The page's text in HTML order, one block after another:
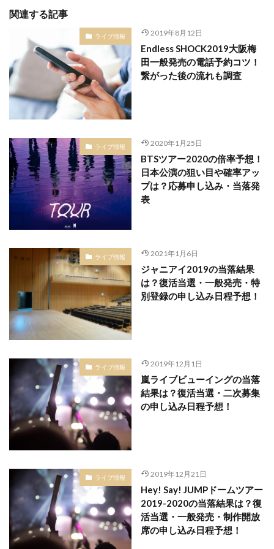
関連する記事
ライブ情報 2019年8月12日
Endless SHOCK2019大阪梅
田一般発売の電話予約コツ！
繋がった後の流れも調査
ライブ情報 2020年1月25日
BTSツアー2020の倍率予想！
日本公演の狙い目や確率アッ
プは？応募申し込み・当落発
表
ライブ情報 2021年1月6日
ジャニアイ2019の当落結果
は？復活当選・一般発売・特
別登録の申し込み日程予想！
ライブ情報 2019年12月1日
嵐ライブビューイングの当落
結果は？復活当選・二次募集
の申し込み日程予想！
ライブ情報 2019年12月21日
Hey! Say! JUMPドームツアー
2019-2020の当落結果は？復
活当選・一般発売・制作開放
席の申し込み日程予想！